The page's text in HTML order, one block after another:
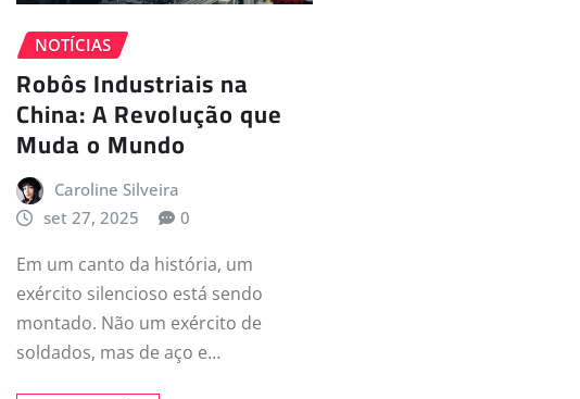
NOTÍCIAS
Robôs Industriais na
China: A Revolução que
Muda o Mundo
Caroline Silveira
set 27, 2025
0
Em um canto da história, um
exército silencioso está sendo
montado. Não um exército de
soldados, mas de aço e…